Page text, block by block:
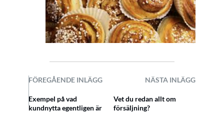
FÖREGÅENDE INLÄGG NÄSTA INLÄGG
Exempel på vad
kundnytta egentligen är
Vet du redan allt om
försäljning?